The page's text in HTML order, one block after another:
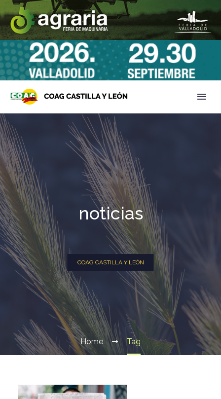
noticias
COAG CASTILLA Y LEÓN
Home Tag